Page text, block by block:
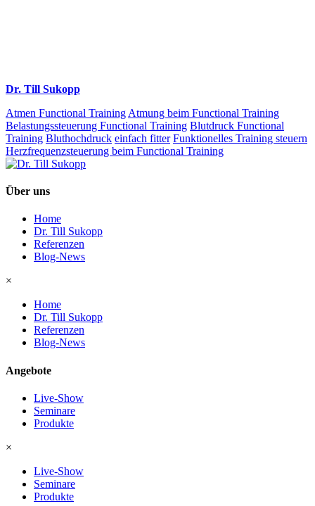
Dr. Till Sukopp
Atmen Functional Training Atmung beim Functional Training
Belastungssteuerung Functional Training Blutdruck Functional
Training Bluthochdruck einfach fitter Funktionelles Training steuern
Herzfrequenzsteuerung beim Functional Training
Über uns
Home
Dr. Till Sukopp
Referenzen
Blog-News
×
Home
Dr. Till Sukopp
Referenzen
Blog-News
Angebote
Live-Show
Seminare
Produkte
×
Live-Show
Seminare
Produkte